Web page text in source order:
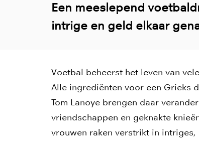
Een meeslepend
intrige en geld elkaar
Voetbal beheerst het leven van
Alle ingrediënten voor een Grieks
Tom Lanoye brengen daar
vriendschappen en geknakte
vrouwen raken verstrikt in